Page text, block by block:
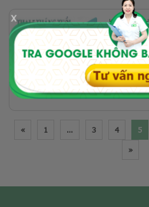
KẾ HOẠCH
CHI PHÍ
TUỔI AN
« 1 … 3 4 5
»
x